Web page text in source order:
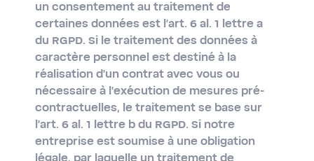
un consentement au traitement de
certaines données est l'art. 6 al. 1 lettre a
du RGPD. Si le traitement des données à
caractère personnel est destiné à la
réalisation d'un contrat avec vous ou
nécessaire à l'exécution de mesures pré-
contractuelles, le traitement se base sur
l'art. 6 al. 1 lettre b du RGPD. Si notre
entreprise est soumise à une obligation
légale, par laquelle un traitement de